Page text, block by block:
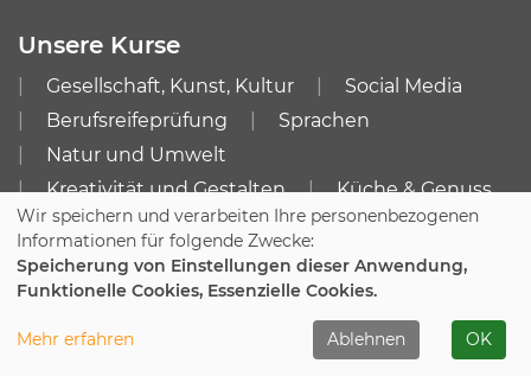
Unsere Kurse
Gesellschaft, Kunst, Kultur
Social Media
Berufsreifeprüfung
Sprachen
Natur und Umwelt
Kreativität und Gestalten
Küche & Genuss
Gesundheit & Bewegung
Kurssuche
Info
Wir speichern und verarbeiten Ihre personenbezogenen
Informationen für folgende Zwecke:
Speicherung von Einstellungen dieser Anwendung,
Funktionelle Cookies, Essenzielle Cookies.
Mehr erfahren Ablehnen OK